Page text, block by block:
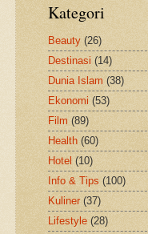
Kategori
Beauty (26)
Destinasi (14)
Dunia Islam (38)
Ekonomi (53)
Film (89)
Health (60)
Hotel (10)
Info & Tips (100)
Kuliner (37)
Lifestyle (28)